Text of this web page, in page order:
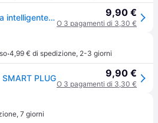
TP-Link Tapo P100 presa intelligente 2300 W Bianco 9,90 €
O 3 pagamenti di 3,30 €
·4,99 € di spedizione, 2-3 giorni
PLUG 9,90 €
O 3 pagamenti di 3,30 €
, 7 giorni